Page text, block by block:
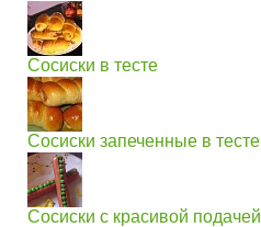
Сосиски в тесте
Сосиски запеченные в тесте
Сосиски с красивой подачей